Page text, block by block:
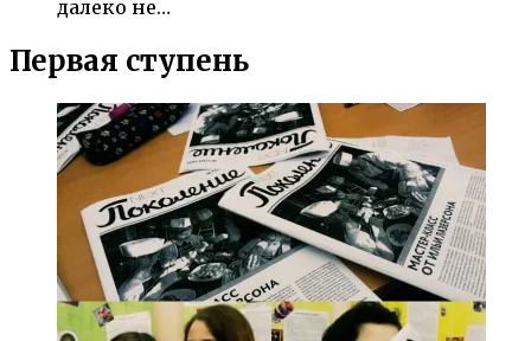
далеко не…
Первая ступень